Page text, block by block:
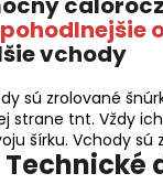
vchody
sú zrolované
strane tnt. Vždy
šírku. Vchody sú
Technické